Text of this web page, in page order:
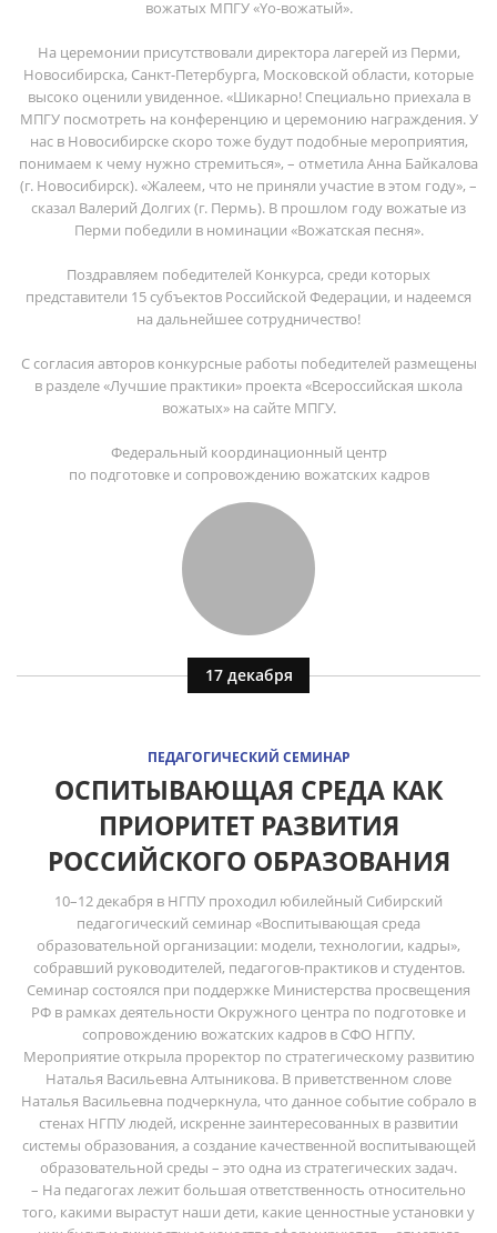
17 декабря
вожатых МПГУ «Yо-вожатый».
На церемонии присутствовали директора лагерей из Перми,
Новосибирска, Санкт-Петербурга, Московской области, которые
высоко оценили увиденное. «Шикарно! Специально приехала в
МПГУ посмотреть на конференцию и церемонию награждения. У
нас в Новосибирске скоро тоже будут подобные мероприятия,
понимаем к чему нужно стремиться», – отметила Анна Байкалова
(г. Новосибирск). «Жалеем, что не приняли участие в этом году», –
сказал Валерий Долгих (г. Пермь). В прошлом году вожатые из
Перми победили в номинации «Вожатская песня».
Поздравляем победителей Конкурса, среди которых
представители 15 субъектов Российской Федерации, и надеемся
на дальнейшее сотрудничество!
С согласия авторов конкурсные работы победителей размещены
в разделе «Лучшие практики» проекта «Всероссийская школа
вожатых» на сайте МПГУ.
Федеральный координационный центр
по подготовке и сопровождению вожатских кадров
ПЕДАГОГИЧЕСКИЙ СЕМИНАР
ОСПИТЫВАЮЩАЯ СРЕДА КАК
ПРИОРИТЕТ РАЗВИТИЯ
РОССИЙСКОГО ОБРАЗОВАНИЯ
10–12 декабря в НГПУ проходил юбилейный Сибирский
педагогический семинар «Воспитывающая среда
образовательной организации: модели, технологии, кадры»,
собравший руководителей, педагогов-практиков и студентов.
Семинар состоялся при поддержке Министерства просвещения
РФ в рамках деятельности Окружного центра по подготовке и
сопровождению вожатских кадров в СФО НГПУ.
Мероприятие открыла проректор по стратегическому развитию
Наталья Васильевна Алтыникова. В приветственном слове
Наталья Васильевна подчеркнула, что данное событие собрало в
стенах НГПУ людей, искренне заинтересованных в развитии
системы образования, а создание качественной воспитывающей
образовательной среды – это одна из стратегических задач.
– На педагогах лежит большая ответственность относительно
того, какими вырастут наши дети, какие ценностные установки у